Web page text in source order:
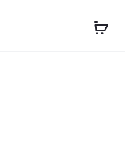
FLORERO
FLORERO